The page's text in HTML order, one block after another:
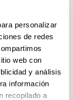
personalizar
de redes
web con
y análisis
información
recopilado a
el
XI)
en la